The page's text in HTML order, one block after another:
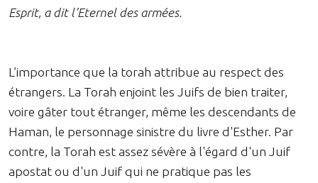
Esprit, a dit l’Eternel des armées.
L’importance que la torah attribue au respect des
étrangers. La Torah enjoint les Juifs de bien traiter,
voire gâter tout étranger, même les descendants de
Haman, le personnage sinistre du livre d'Esther. Par
contre, la Torah est assez sévère à l'égard d'un Juif
apostat ou d'un Juif qui ne pratique pas les